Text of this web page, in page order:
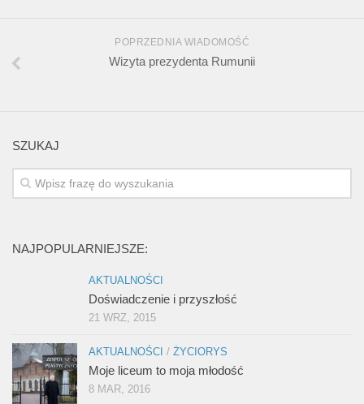
POPRZEDNIA WIADOMOŚĆ
Wizyta prezydenta Rumunii
SZUKAJ
NAJPOPULARNIEJSZE:
AKTUALNOŚCI
Doświadczenie i przyszłość
21 WRZ, 2015
AKTUALNOŚCI / ŻYCIORYS
Moje liceum to moja młodość
8 MAR, 2016